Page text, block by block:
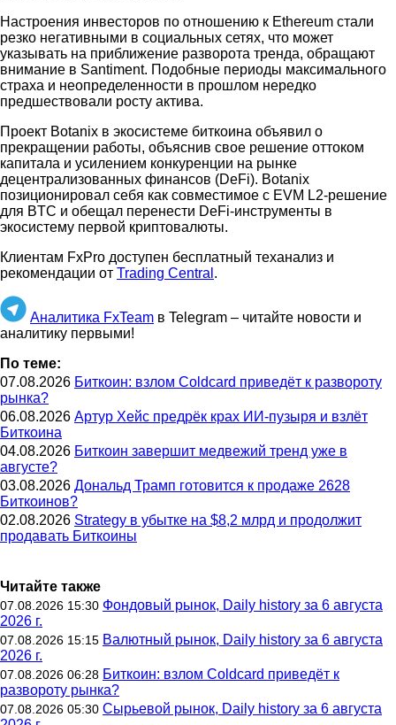
Настроения инвесторов по отношению к Ethereum стали
резко негативными в социальных сетях, что может
указывать на приближение разворота тренда, обращают
внимание в Santiment. Подобные периоды максимального
страха и неопределенности в прошлом нередко
предшествовали росту актива.
Проект Botanix в экосистеме биткоина объявил о
прекращении работы, объяснив свое решение оттоком
капитала и усилением конкуренции на рынке
децентрализованных финансов (DeFi). Botanix
позиционировал себя как совместимое с EVM L2-решение
для BTC и обещал перенести DeFi-инструменты в
экосистему первой криптовалюты.
Клиентам FxPro доступен бесплатный теханализ и
рекомендации от Trading Central .
Аналитика FxTeam в Telegram – читайте новости и
аналитику первыми!
По теме:
07.08.2026 Биткоин: взлом Coldcard приведёт к развороту
рынка?
06.08.2026 Артур Хейс предрёк крах ИИ-пузыря и взлёт
Биткоина
04.08.2026 Биткоин завершит медвежий тренд уже в
августе?
03.08.2026 Дональд Трамп готовится к продаже 2628
Биткоинов?
02.08.2026 Strategy в убытке на $8,2 млрд и продолжит
продавать Биткоины
Читайте также
07.08.2026 15:30 Фондовый рынок, Daily history за 6 августа
2026 г.
07.08.2026 15:15 Валютный рынок, Daily history за 6 августа
2026 г.
07.08.2026 06:28 Биткоин: взлом Coldcard приведёт к
развороту рынка?
07.08.2026 05:30 Сырьевой рынок, Daily history за 6 августа